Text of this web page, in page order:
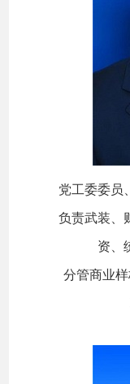
党工委委
负责武装、
资、
分管商业